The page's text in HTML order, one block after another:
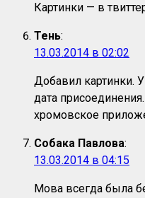
Картинки — в
Тень:
13.03.2014 в 02:02
Добавил картинки.
дата
хромовское
Собака Павлова:
13.03.2014 в 04:15
Мова всегда была